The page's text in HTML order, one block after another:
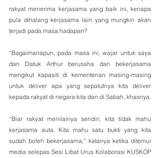
rakyat menerima kerjasama yang baik ini, kenapa
pula dihalang kerjasama lain yang mungkin akan
terjadi pada masa hadapan?
“Bagaimanapun, pada masa ini, wajar untuk saya
dan Datuk Arthur berusaha dan bekerjasama
mengikut kapasiti di kementerian masing-masing
untuk deliver apa yang sepatutnya kita deliver
kepada rakyat di negara kita dan di Sabah, khasnya.
“Biar rakyat menilainya sendiri, kita tidak mahu
kerjasama auta. Kita mahu satu bukti yang kita
sudah boleh bekerjasama,” katanya ketika ditemui
media selepas Sesi Libat Urus Kolaborasi KUSKOP